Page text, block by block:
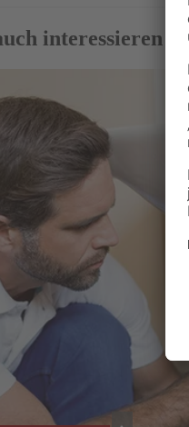
interessieren